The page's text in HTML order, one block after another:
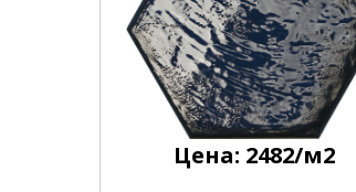
Цена: 2482/м2